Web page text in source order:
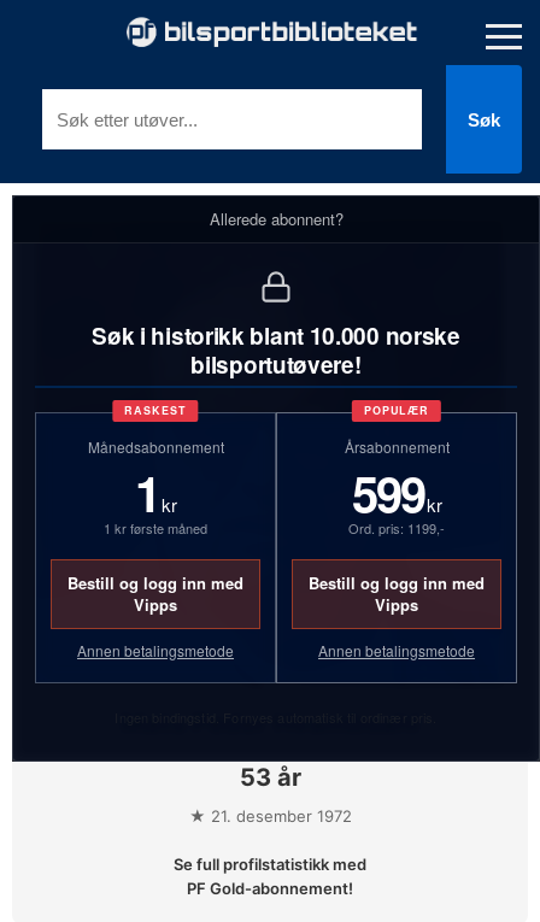
Søk
53 år
★ 21. desember 1972
Se full profilstatistikk med
PF Gold-abonnement!
Allerede abonnent?
Søk i historikk blant 10.000 norske
bilsportutøvere!
RASKEST
Månedsabonnement
1 kr
1 kr første måned
Bestill og logg inn med
Vipps
Annen betalingsmetode
POPULÆR
Årsabonnement
599kr
Ord. pris: 1199,-
Bestill og logg inn med
Vipps
Annen betalingsmetode